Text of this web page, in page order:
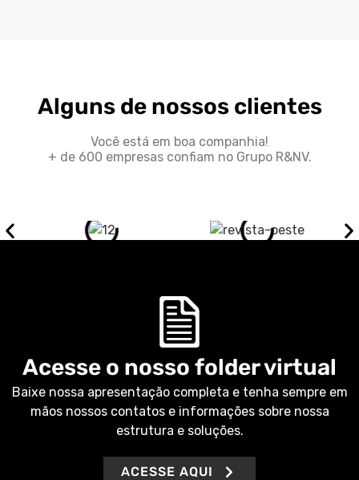
Alguns de nossos clientes
Você está em boa companhia!
+ de 600 empresas confiam no Grupo R&NV.
Acesse o nosso folder virtual
Baixe nossa apresentação completa e tenha sempre em
mãos nossos contatos e informações sobre nossa
estrutura e soluções.
ACESSE AQUI